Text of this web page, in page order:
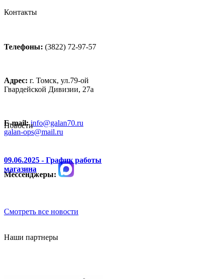
Контакты
Телефоны: (3822) 72-97-57
Адрес: г. Томск, ул.79-ой
Гвардейской Дивизии, 27а
E-mail: info@galan70.ru
galan-ops@mail.ru
Мессенджеры:
Новости
09.06.2025 - График работы
магазина
Смотреть все новости
Наши партнеры